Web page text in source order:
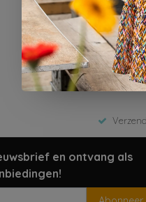
en ontvang als